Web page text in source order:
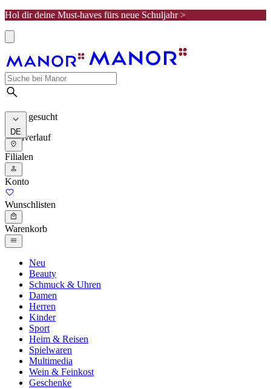
Hol dir deine Must-haves fürs neue Schuljahr >
Meist gesucht
Suchverlauf
DE
Filialen
Konto
Wunschlisten
Warenkorb
Neu
Beauty
Schmuck & Uhren
Damen
Herren
Kinder
Sport
Heim & Reisen
Spielwaren
Multimedia
Wein & Feinkost
Geschenke